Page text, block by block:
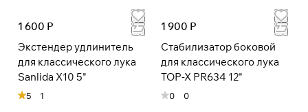
1 600 Р
Экстендер удлинитель
для классического лука
Sanlida X10 5"
5 1
1 900 Р
Стабилизатор боковой
для классического лука
TOP-X PR634 12"
0 0
раз в 2 недели